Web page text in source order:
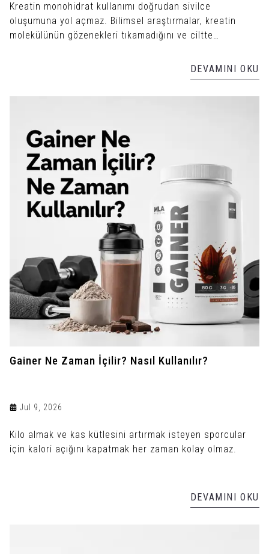
Kreatin monohidrat kullanımı doğrudan sivilce
oluşumuna yol açmaz. Bilimsel araştırmalar, kreatin
molekülünün gözenekleri tıkamadığını ve ciltte
DEVAMINI OKU
Gainer Ne Zaman İçilir? Nasıl Kullanılır?
Jul 9, 2026
Kilo almak ve kas kütlesini artırmak isteyen sporcular
için kalori açığını kapatmak her zaman kolay olmaz.
DEVAMINI OKU